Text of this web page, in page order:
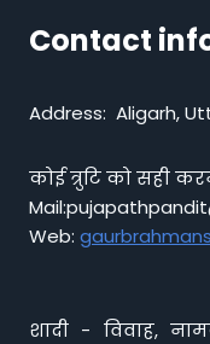
Contact
Address: Aligarh,
कोई त्रुटि को सही
Web:
शादी - विवाह,